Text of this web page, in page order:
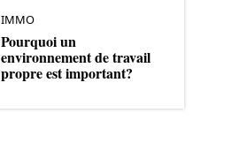
IMMO
Pourquoi un
environnement de travail
propre est important?